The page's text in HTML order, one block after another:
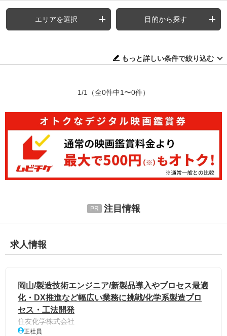
エリアを選択 目的から探す
もっと詳しい条件で絞り込む
1/1 （全0件中1〜0件）
注目情報
求人情報
岡山/製造技術エンジニア/新製品導入やプロセス最適
化・DX推進など幅広い業務に挑戦/化学系製造プロ
セス・工法開発
住友化学株式会社
正社員